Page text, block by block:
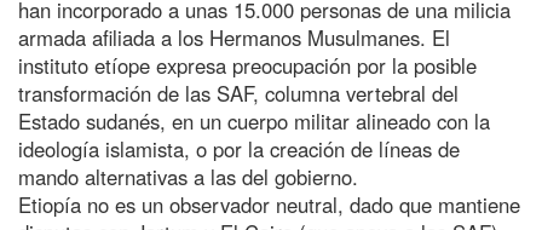
han incorporado a unas 15.000 personas de una milicia
armada afiliada a los Hermanos Musulmanes. El
instituto etíope expresa preocupación por la posible
transformación de las SAF, columna vertebral del
Estado sudanés, en un cuerpo militar alineado con la
ideología islamista, o por la creación de líneas de
mando alternativas a las del gobierno.
Etiopía no es un observador neutral, dado que mantiene